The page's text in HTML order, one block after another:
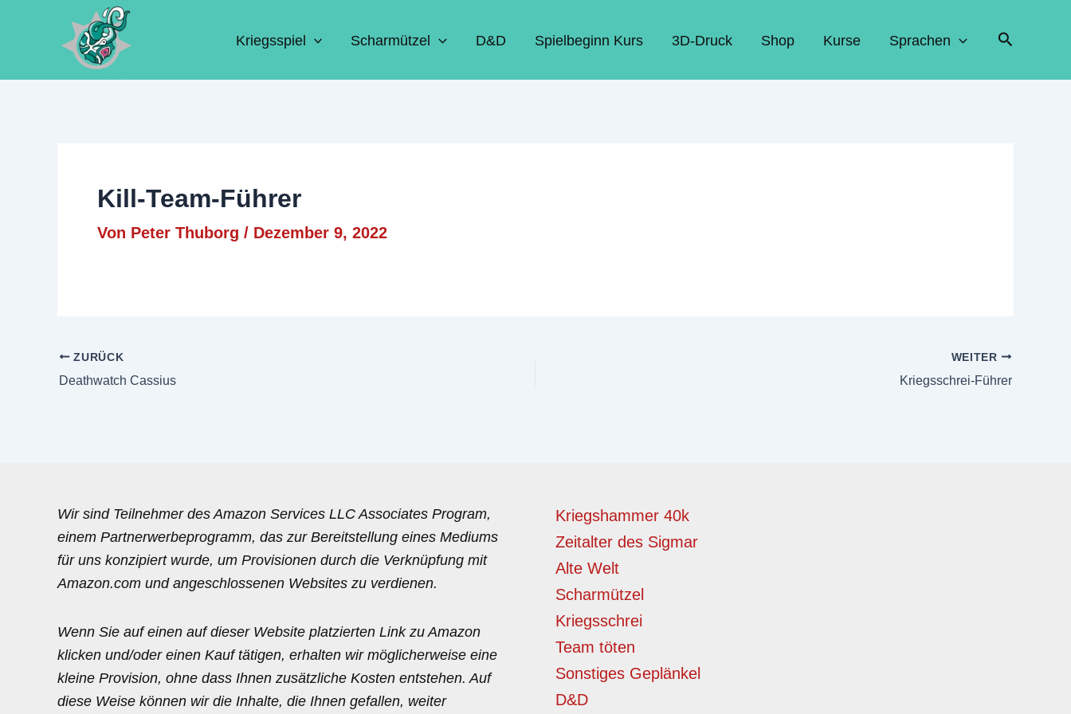
Kriegsspiel Scharmützel D&D Spielbeginn Kurs 3D-Druck Shop Kurse Sprachen Suchen
Kill-Team-Führer
Von Peter Thuborg / Dezember 9, 2022
ZURÜCK
Deathwatch Cassius
WEITER
Kriegsschrei-Führer
Wir sind Teilnehmer des Amazon Services LLC Associates Program,
einem Partnerwerbeprogramm, das zur Bereitstellung eines Mediums
für uns konzipiert wurde, um Provisionen durch die Verknüpfung mit
Amazon.com und angeschlossenen Websites zu verdienen.
Wenn Sie auf einen auf dieser Website platzierten Link zu Amazon
klicken und/oder einen Kauf tätigen, erhalten wir möglicherweise eine
kleine Provision, ohne dass Ihnen zusätzliche Kosten entstehen. Auf
diese Weise können wir die Inhalte, die Ihnen gefallen, weiter
Kriegshammer 40k
Zeitalter des Sigmar
Alte Welt
Scharmützel
Kriegsschrei
Team töten
Sonstiges Geplänkel
D&D